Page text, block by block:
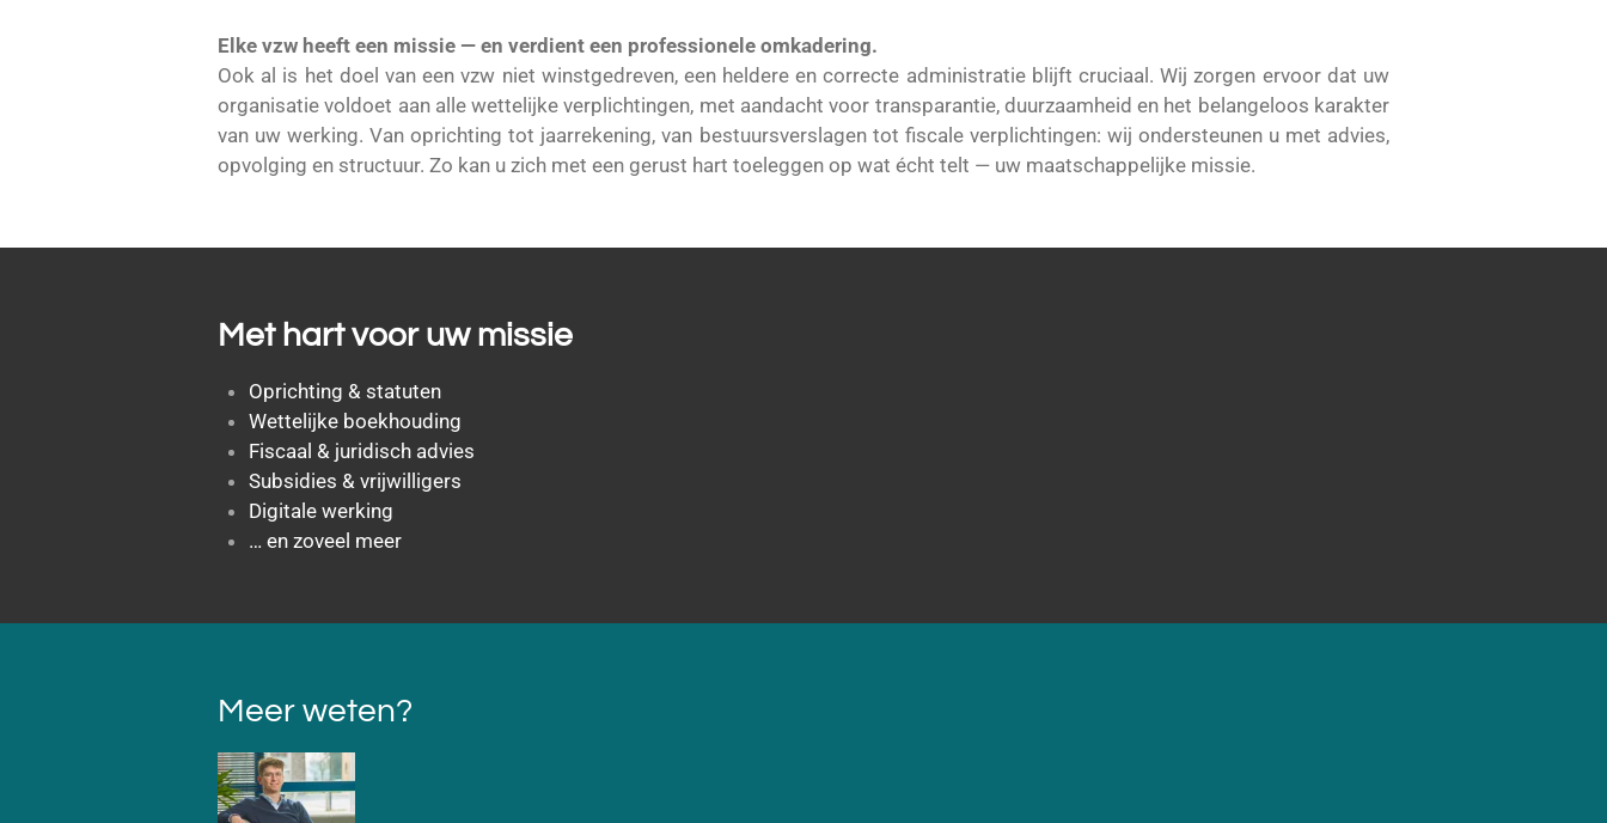
Elke vzw heeft een missie — en verdient een professionele omkadering.
Ook al is het doel van een vzw niet winstgedreven, een heldere en correcte administratie blijft cruciaal. Wij zorgen ervoor dat uw
organisatie voldoet aan alle wettelijke verplichtingen, met aandacht voor transparantie, duurzaamheid en het belangeloos karakter
van uw werking. Van oprichting tot jaarrekening, van bestuursverslagen tot fiscale verplichtingen: wij ondersteunen u met advies,
opvolging en structuur. Zo kan u zich met een gerust hart toeleggen op wat écht telt — uw maatschappelijke missie.
Met hart voor uw missie
Oprichting & statuten
Wettelijke boekhouding
Fiscaal & juridisch advies
Subsidies & vrijwilligers
Digitale werking
… en zoveel meer
Meer weten?